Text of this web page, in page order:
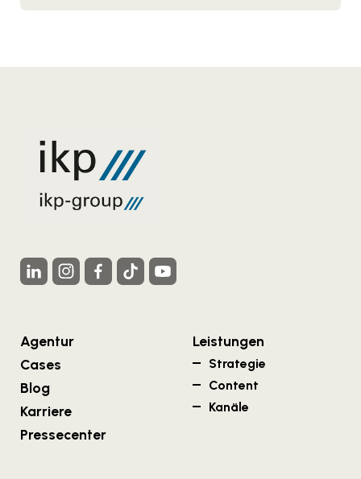
Agentur
Cases
Blog
Karriere
Pressecenter
Leistungen
Strategie
Content
Kanäle